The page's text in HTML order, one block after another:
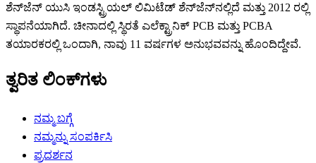
ಶೆನ್‌ಜೆನ್ ಯುಸಿ ಇಂಡಸ್ಟ್ರಿಯಲ್ ಲಿಮಿಟೆಡ್ ಶೆನ್‌ಜೆನ್‌ನಲ್ಲಿದೆ ಮತ್ತು 2012 ರಲ್ಲಿ
ಸ್ಥಾಪನೆಯಾಗಿದೆ. ಚೀನಾದಲ್ಲಿ ಸ್ಥಿರತೆ ಎಲೆಕ್ಟ್ರಾನಿಕ್ PCB ಮತ್ತು PCBA
ತಯಾರಕರಲ್ಲಿ ಒಂದಾಗಿ, ನಾವು 11 ವರ್ಷಗಳ ಅನುಭವವನ್ನು ಹೊಂದಿದ್ದೇವೆ.
ತ್ವರಿತ ಲಿಂಕ್‌ಗಳು
ನಮ್ಮ ಬಗ್ಗೆ
ನಮ್ಮನ್ನು ಸಂಪರ್ಕಿಸಿ
ಪ್ರದರ್ಶನ